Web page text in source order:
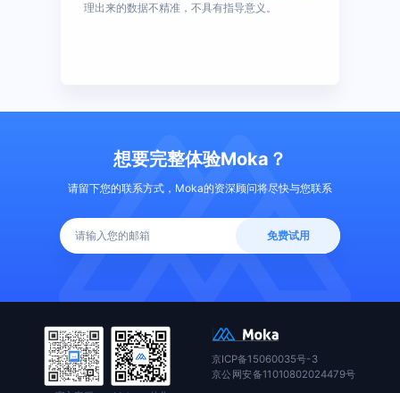
理出来的数据不精准，不具有指导意义。
想要完整体验Moka？
请留下您的联系方式，Moka的资深顾问将尽快与您联系
免费试用
京ICP备15060035号-3
京公网安备11010802024479号